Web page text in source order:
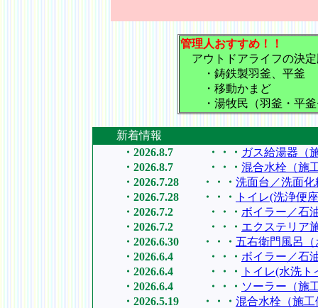
管理人おすすめ！！
アウトドアライフの決
・鋳鉄製羽釜、平釜
・移動かまど
・湯牧民（羽釜・平釜
新着情報
・2026.8.7 ・・・ ガス給湯器（
・2026.8.7 ・・・ 混合水栓（施
・2026.7.28 ・・・ 洗面台／洗面
・2026.7.28 ・・・
トイレ(洗浄便
・2026.7.2 ・・・ ボイラー／石
・2026.7.2 ・・・ エクステリア
・2026.6.30 ・・・ 五右衛門風呂
・2026.6.4 ・・・ ボイラー／石
・2026.6.4 ・・・
トイレ(水洗
・2026.6.4 ・・・ ソーラー（施
・2026.5.19 ・・・ 混合水栓（施工